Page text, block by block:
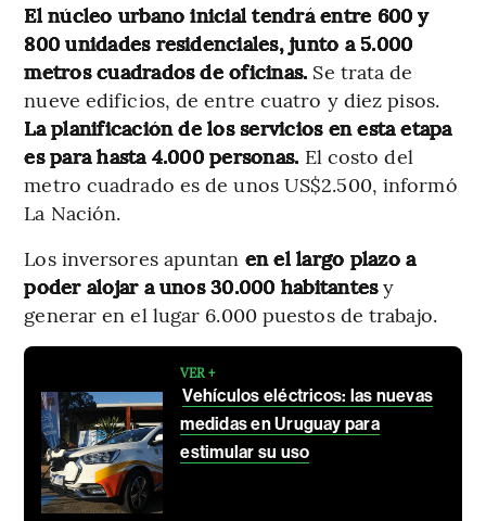
El núcleo urbano inicial tendrá entre 600 y
800 unidades residenciales, junto a 5.000
metros cuadrados de oficinas. Se trata de
nueve edificios, de entre cuatro y diez pisos.
La planificación de los servicios en esta etapa
es para hasta 4.000 personas. El costo del
metro cuadrado es de unos US$2.500, informó
La Nación.
Los inversores apuntan en el largo plazo a
poder alojar a unos 30.000 habitantesy
generar en el lugar 6.000 puestos de trabajo.
VER +
Vehículos eléctricos: las nuevas
medidas en Uruguay para
estimular su uso